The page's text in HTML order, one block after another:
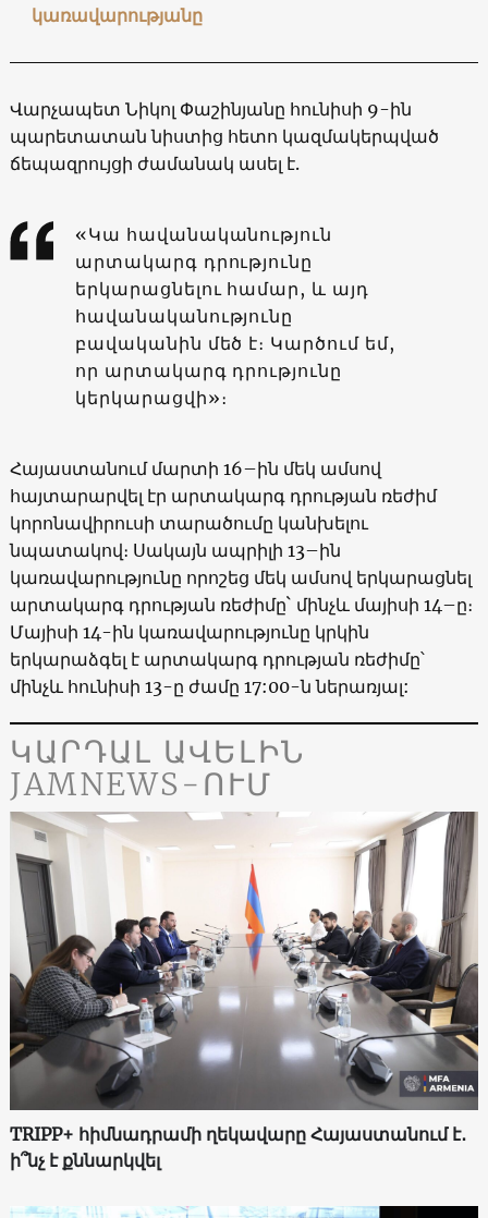
կառավարությանը
Վարչապետ Նիկոլ Փաշինյանը հունիսի 9-ին
պարետատան նիստից հետո կազմակերպված
ճեպազրույցի ժամանակ ասել է.
«Կա հավանականություն
արտակարգ դրությունը
երկարացնելու համար, և այդ
հավանականությունը
բավականին մեծ է։ Կարծում եմ,
որ արտակարգ դրությունը
կերկարացվի»։
Հայաստանում մարտի 16–ին մեկ ամսով
հայտարարվել էր արտակարգ դրության ռեժիմ
կորոնավիրուսի տարածումը կանխելու
նպատակով։ Սակայն ապրիլի 13–ին
կառավարությունը որոշեց մեկ ամսով երկարացնել
արտակարգ դրության ռեժիմը` մինչև մայիսի 14–ը։
Մայիսի 14-ին կառավարությունը կրկին
երկարաձգել է արտակարգ դրության ռեժիմը՝
մինչև հունիսի 13-ը ժամը 17:00-ն ներառյալ:
ԿԱՐԴԱԼ ԱՎԵԼԻՆ
JAMNEWS-ՈՒՄ
TRIPP+ հիմնադրամի ղեկավարը Հայաստանում է․
ի՞նչ է քննարկվել